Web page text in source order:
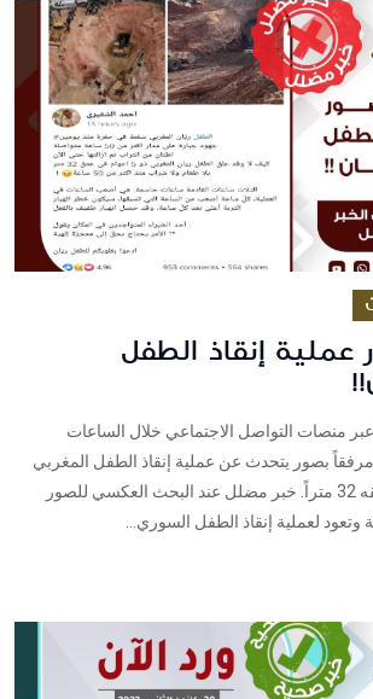
عملية إنقاذ الطفل
منصات التواصل الاجتماعي خلال الساعات
مرفقاً بصور يتحدث عن عملية إنقاذ الطفل المغربي
ريان العالق في بئر عمقه 32 متراً. خبر مضلل عند البحث العكسي للصور
وتعود لعملية إنقاذ الطفل السوري...